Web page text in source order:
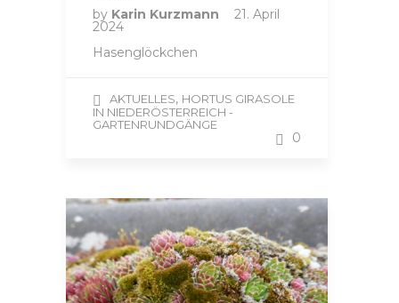
by Karin Kurzmann 21. April
2024
Hasenglöckchen
AKTUELLES, HORTUS GIRASOLE
IN NIEDERÖSTERREICH -
GARTENRUNDGÄNGE
0